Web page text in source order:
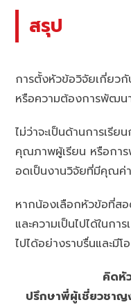
สรุป
การตั้งหัวข้อวิจัยเกี่ยว
หรือความต้องการพัฒน
ไม่ว่าจะเป็นด้านการเรีย
คุณภาพผู้เรียน หรือกา
อดเป็นงานวิจัยที่มีคุณค่
หากน้องเลือกหัวข้อที่ส
และความเป็นไปได้ในก
ไปได้อย่างราบรื่นและมี
คิดหั
ปรึกษาพี่ผู้เชี่ยวชาญ